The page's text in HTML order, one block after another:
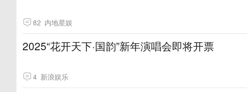
82 内地星娱
2025“花开天下·国韵”新年演唱会即将开票
4 新浪娱乐